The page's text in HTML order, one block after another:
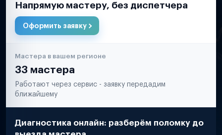
Напрямую мастеру, без диспетчера
Оформить заявку
Мастера в вашем регионе
33 мастера
Работают через сервис - заявку передадим
ближайшему
Диагностика онлайн: разберём поломку до